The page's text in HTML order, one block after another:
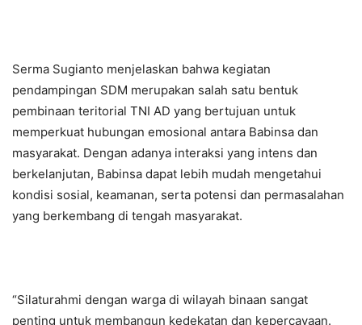
Serma Sugianto menjelaskan bahwa kegiatan
pendampingan SDM merupakan salah satu bentuk
pembinaan teritorial TNI AD yang bertujuan untuk
memperkuat hubungan emosional antara Babinsa dan
masyarakat. Dengan adanya interaksi yang intens dan
berkelanjutan, Babinsa dapat lebih mudah mengetahui
kondisi sosial, keamanan, serta potensi dan permasalahan
yang berkembang di tengah masyarakat.
“Silaturahmi dengan warga di wilayah binaan sangat
penting untuk membangun kedekatan dan kepercayaan.